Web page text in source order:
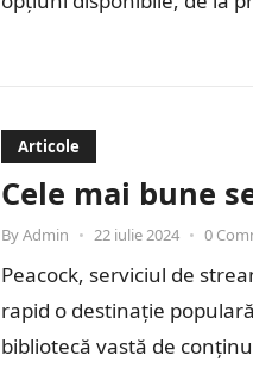
Articole
Cele mai bune
ByAdmin • 22 iulie 2024 • 0
Peacock, serviciul de
rapid o destinație
bibliotecă vastă de